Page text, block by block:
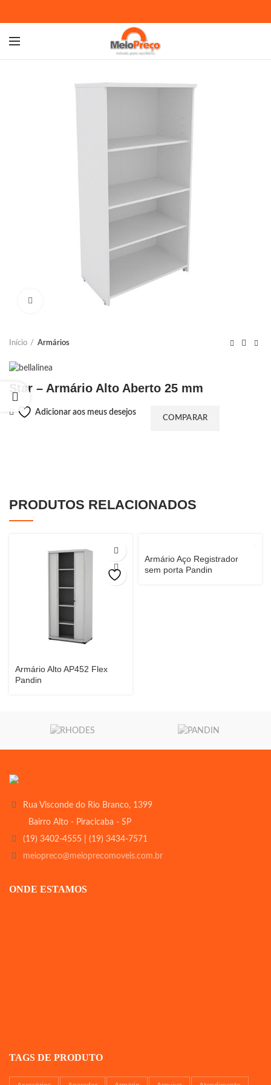
Início Armários
Star – Armário Alto Aberto 25 mm
Adicionar aos meus desejos
COMPARAR
PRODUTOS RELACIONADOS
Armário Alto AP452 Flex
Pandin
Armário Aço Registrador
sem porta Pandin
Rua Visconde do Rio Branco, 1399
Bairro Alto - Piracicaba - SP
(19) 3402-4555 | (19) 3434-7571
meiopreco@meioprecomoveis.com.br
ONDE ESTAMOS
TAGS DE PRODUTO